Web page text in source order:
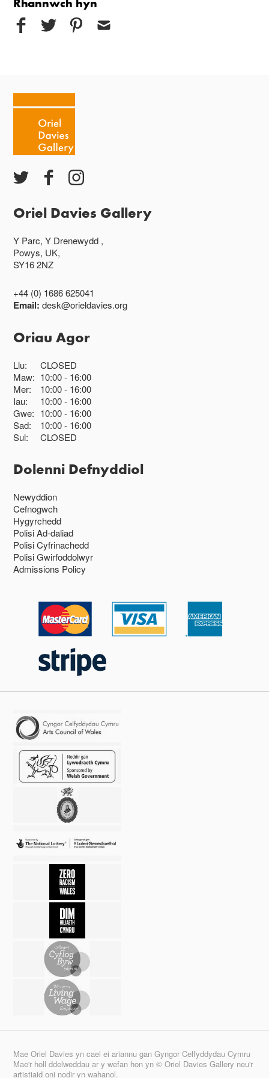
Oriel Davies Gallery
Y Parc, Y Drenewydd ,
Powys, UK,
SY16 2NZ
+44 (0) 1686 625041
Email:desk@orieldavies.org
Oriau Agor
Llu:
CLOSED
Maw: 10:00 16:00
Mer:
10:00 16:00
Iau:
10:00 16:00
Gwe: 10:00 16:00
Sad:
10:00 16:00
Sul:
CLOSED
Dolenni Defnyddiol
Newyddion
Cefnogwch
Hygyrchedd
Polisi Ad-daliad
Polisi Cyfrinachedd
Polisi Gwirfoddolwyr
Admissions Policy
Mae Oriel Davies yn cael ei ariannu gan Gyngor Celfyddydau Cymru
Mae'r holl ddelweddau ar y wefan hon yn © Oriel Davies Gallery neu'r
artistiaid oni nodir yn wahanol.